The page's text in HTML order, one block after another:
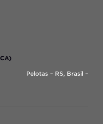
Pelotas – RS, Brasil –